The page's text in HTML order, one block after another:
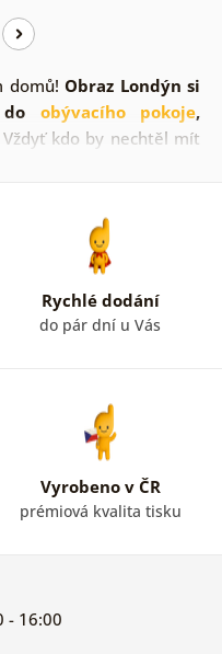
domů!Obraz Londýn si
do obývacího pokoje,
Vždyť kdo by nechtěl mít
Váš domov
a autobus.
světoznámé hodinové
Bridge
Rychlé dodání
do pár dní u Vás
Vyrobeno v ČR
prémiová kvalita tisku
- 16:00